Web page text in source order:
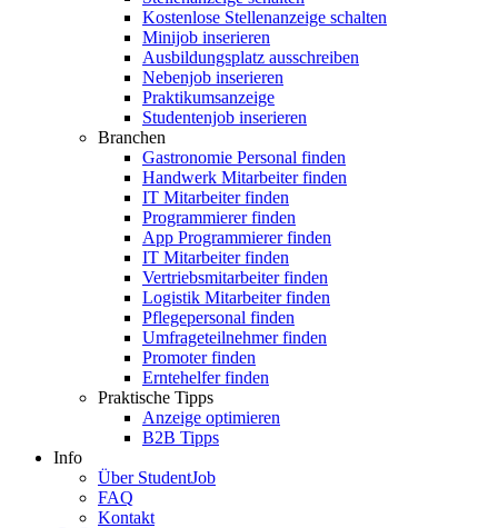
Kostenlose Stellenanzeige schalten
Minijob inserieren
Ausbildungsplatz ausschreiben
Nebenjob inserieren
Praktikumsanzeige
Studentenjob inserieren
Branchen
Gastronomie Personal finden
Handwerk Mitarbeiter finden
IT Mitarbeiter finden
Programmierer finden
App Programmierer finden
IT Mitarbeiter finden
Vertriebsmitarbeiter finden
Logistik Mitarbeiter finden
Pflegepersonal finden
Umfrageteilnehmer finden
Promoter finden
Erntehelfer finden
Praktische Tipps
Anzeige optimieren
B2B Tipps
Info
Über StudentJob
FAQ
Kontakt